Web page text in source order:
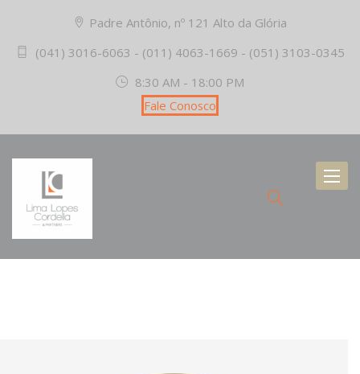
Padre Antônio, nº 121 Alto da Glória
(041) 3016-6063 - (011) 4063-1669 - (051) 3103-0345
8:30 AM - 18:00 PM
Fale Conosco